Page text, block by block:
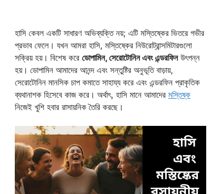
হাসি কেবল একটি সাধারণ অভিব্যক্তি নয়; এটি মস্তিষ্কের ভিতরে গভীর
প্রভাব ফেলে। যখন আমরা হাসি, মস্তিষ্কের নিউরোট্রান্সমিটারগুলো
সক্রিয় হয়। বিশেষ করে ডোপামিন, সেরোটোনিন এবং এন্ডরফিনউৎপন্ন
হয়। ডোপামিন আমাদের আনন্দ এবং সন্তুষ্টির অনুভূতি বাড়ায়,
সেরোটোনিন মানসিক চাপ কমাতে সাহায্য করে এবং এন্ডরফিন প্রাকৃতিক
ব্যথানাশক হিসেবে কাজ করে। অর্থাৎ, হাসি মানে আমাদের মস্তিষ্ক
নিজেই খুশি হবার রাসায়নিক তৈরি করছে।